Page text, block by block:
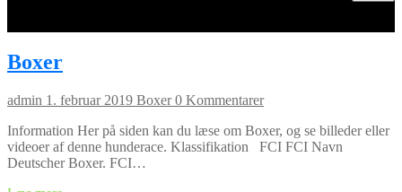
Boxer
admin 1. februar 2019 Boxer0 Kommentarer
Information Her på siden kan du læse om Boxer, og se billeder eller
videoer af denne hunderace. Klassifikation FCI FCI Navn
Deutscher Boxer. FCI…